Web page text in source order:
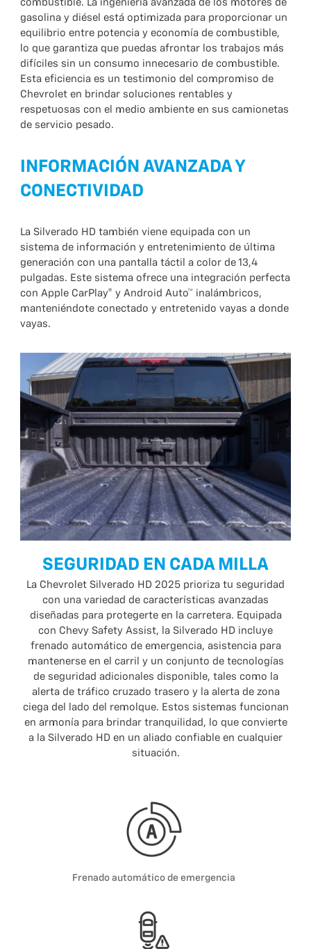
combustible. La ingeniería avanzada de los motores de
gasolina y diésel está optimizada para proporcionar un
equilibrio entre potencia y economía de combustible,
lo que garantiza que puedas afrontar los trabajos más
difíciles sin un consumo innecesario de combustible.
Esta eficiencia es un testimonio del compromiso de
Chevrolet en brindar soluciones rentables y
respetuosas con el medio ambiente en sus camionetas
de servicio pesado.
INFORMACIÓN AVANZADA Y
CONECTIVIDAD
La Silverado HD también viene equipada con un
sistema de información y entretenimiento de última
generación con una pantalla táctil a color de 13,4
pulgadas. Este sistema ofrece una integración perfecta
con Apple CarPlay® y Android Auto™ inalámbricos,
manteniéndote conectado y entretenido vayas a donde
vayas.
SEGURIDAD EN CADA MILLA
La Chevrolet Silverado HD 2025 prioriza tu seguridad
con una variedad de características avanzadas
diseñadas para protegerte en la carretera. Equipada
con Chevy Safety Assist, la Silverado HD incluye
frenado automático de emergencia, asistencia para
mantenerse en el carril y un conjunto de tecnologías
de seguridad adicionales disponible, tales como la
alerta de tráfico cruzado trasero y la alerta de zona
ciega del lado del remolque. Estos sistemas funcionan
en armonía para brindar tranquilidad, lo que convierte
a la Silverado HD en un aliado confiable en cualquier
situación.
Frenado automático de emergencia